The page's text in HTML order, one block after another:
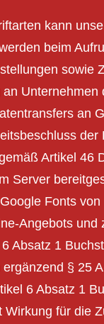
kann
beim
an
Artikel 46
Server
Fonts
Angebots
Absatz 1
§ 25
6 Absatz 1
für die